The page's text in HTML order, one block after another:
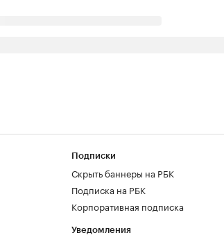
Подписки
Скрыть баннеры на РБК
Подписка на РБК
Корпоративная подписка
Уведомления